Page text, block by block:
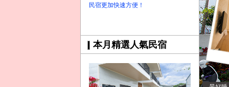
民宿更加快速方便！
本月精選人氣民宿